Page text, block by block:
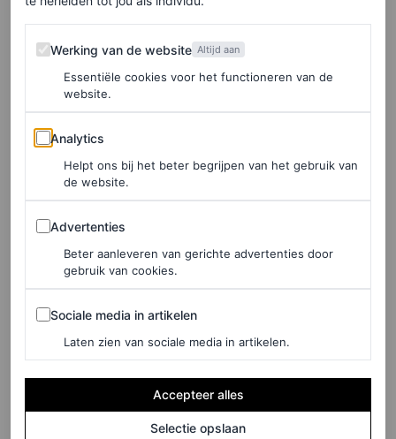
huid heb. Zo heb ik heb nooit last gehad van
onzuiverheden. Daarom heb ik niet echt een
skincareroutine. Nu ik wat ouder word, merk ik wel dat
ik iets meer verzorging nodig heb. Na de cleanser
gebruik ik alleen nog de dikke witte crème van Nivea. En
af en toe verwen ik mezelf met een scrub voor m’n
gezicht. Ik heb de Image Skincare Ageless Total
Resurfacing Mask, die is echt
Werking van de website
Werking van de website Altijd aan
Essentiële cookies voor het functioneren van de
website.
Analytics
Analytics
Helpt ons bij het beter begrijpen van het gebruik van
de website.
Advertenties
Advertenties
Beter aanleveren van gerichte advertenties door
gebruik van cookies.
Sociale media in artikelen
Sociale media in artikelen
Laten zien van sociale media in artikelen.
Accepteer alles
Selectie opslaan